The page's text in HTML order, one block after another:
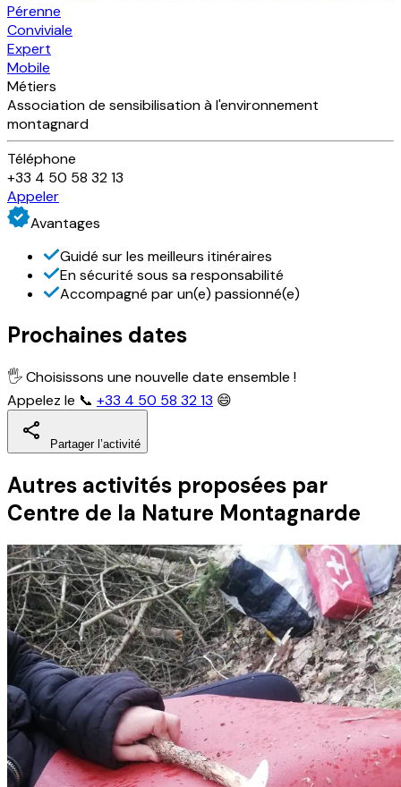
Pérenne
Conviviale
Expert
Mobile
Métiers
Association de sensibilisation à l'environnement
montagnard
Téléphone
+33 4 50 58 32 13
Appeler
Avantages
Guidé sur les meilleurs itinéraires
En sécurité sous sa responsabilité
Accompagné par un(e) passionné(e)
Prochaines dates
🖐 Choisissons une nouvelle date ensemble !
Appelez le 📞 +33 4 50 58 32 13 😄
Partager l’activité
Autres activités proposées par
Centre de la Nature Montagnarde